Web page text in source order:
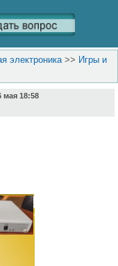
электроника>> Игры и
мая 18:58